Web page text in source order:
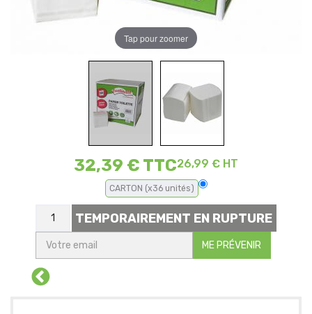
Tap pour zoomer
32,39 € TTC26,99 € HT
CARTON (x36 unités)
TEMPORAIREMENT EN RUPTURE
ME PRÉVENIR